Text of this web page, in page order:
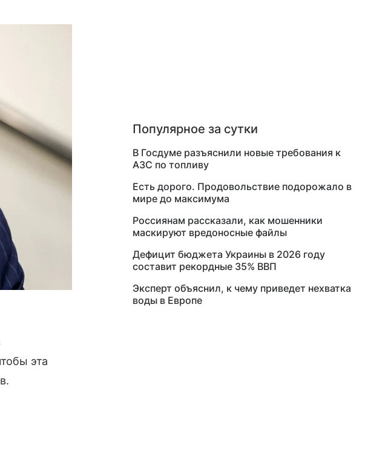
эта
Популярное за сутки
В Госдуме разъяснили новые требования к
АЗС по топливу
Есть дорого. Продовольствие подорожало в
мире до максимума
Россиянам рассказали, как мошенники
маскируют вредоносные файлы
Дефицит бюджета Украины в 2026 году
составит рекордные 35% ВВП
Эксперт объяснил, к чему приведет нехватка
воды в Европе